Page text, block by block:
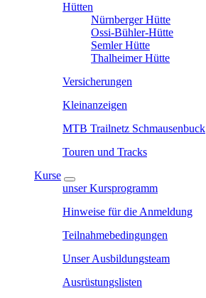
Hütten
Nürnberger Hütte
Ossi-Bühler-Hütte
Semler Hütte
Thalheimer Hütte
Versicherungen
Kleinanzeigen
MTB Trailnetz Schmausenbuck
Touren und Tracks
Kurse
unser Kursprogramm
Hinweise für die Anmeldung
Teilnahmebedingungen
Unser Ausbildungsteam
Ausrüstungslisten